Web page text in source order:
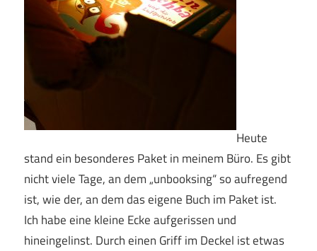
Heute
stand ein besonderes Paket in meinem Büro. Es gibt
nicht viele Tage, an dem „unbooksing“ so aufregend
ist, wie der, an dem das eigene Buch im Paket ist.
Ich habe eine kleine Ecke aufgerissen und
hineingelinst. Durch einen Griff im Deckel ist etwas